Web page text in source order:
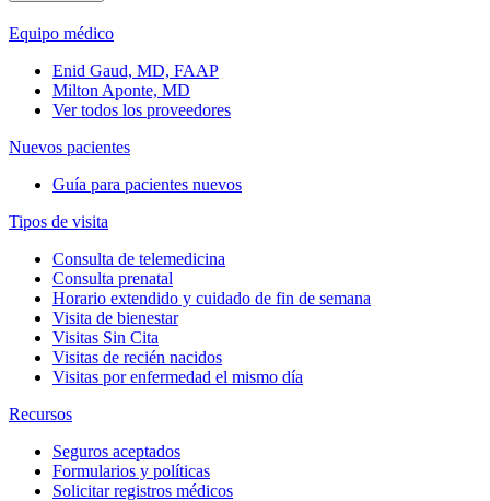
Equipo médico
Enid Gaud, MD, FAAP
Milton Aponte, MD
Ver todos los proveedores
Nuevos pacientes
Guía para pacientes nuevos
Tipos de visita
Consulta de telemedicina
Consulta prenatal
Horario extendido y cuidado de fin de semana
Visita de bienestar
Visitas Sin Cita
Visitas de recién nacidos
Visitas por enfermedad el mismo día
Recursos
Seguros aceptados
Formularios y políticas
Solicitar registros médicos